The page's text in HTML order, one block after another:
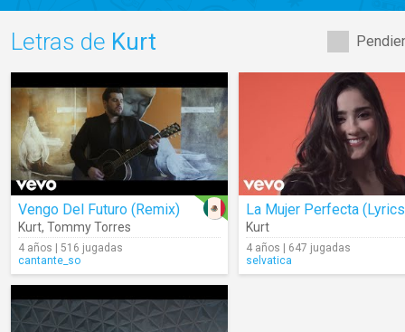
Letras de Kurt
Vengo Del Futuro (Remix)
Kurt, Tommy Torres
4 años | 516 jugadas
cantante_so
La Mujer Perfecta
Kurt
4 años | 647 jugadas
selvatica